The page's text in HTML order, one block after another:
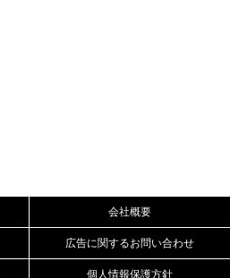
会社概要
広告に関するお問い合わせ
個人情報保護方針